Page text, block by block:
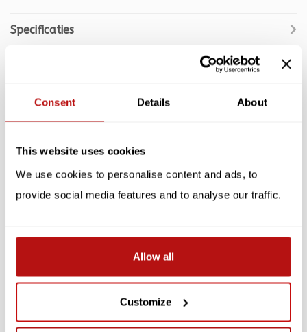
Consent Details About
This website uses cookies
We use cookies to personalise content and ads, to
provide social media features and to analyse our traffic.
Allow all
Customize
Specificaties
Gerelateerde producten
Compendium of Cultured
€22,95 €20,65
€15,50